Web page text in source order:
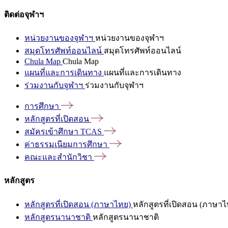
ติดต่อจุฬาฯ
หน่วยงานของจุฬาฯ หน่วยงานของจุฬาฯ
สมุดโทรศัพท์ออนไลน์ สมุดโทรศัพท์ออนไลน์
Chula Map Chula Map
แผนที่และการเดินทาง แผนที่และการเดินทาง
ร่วมงานกับจุฬาฯ ร่วมงานกับจุฬาฯ
การศึกษา
หลักสูตรที่เปิดสอน
สมัครเข้าศึกษา TCAS
ค่าธรรมเนียมการศึกษา
คณะและสำนักวิชา
หลักสูตร
หลักสูตรที่เปิดสอน (ภาษาไทย) หลักสูตรที่เปิดสอน (ภาษาไ
หลักสูตรนานาชาติ หลักสูตรนานาชาติ